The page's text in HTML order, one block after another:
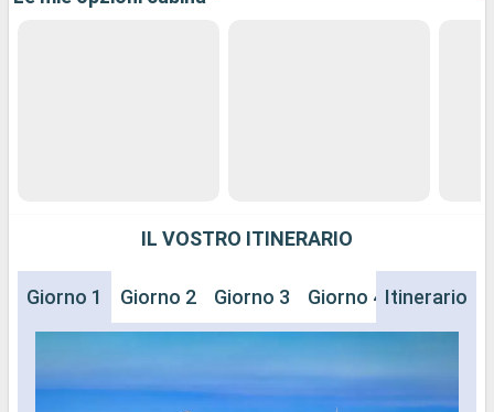
IL VOSTRO ITINERARIO
Giorno 1 Giorno 2 Giorno 3 Giorno 4 Giorno 5
Itinerario